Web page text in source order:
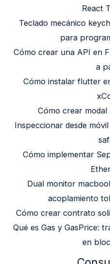
React
Teclado mecánico
para
Cómo crear una API en
a
Cómo instalar flutter
Cómo crear
Inspeccionar desde
Cómo implementar
Dual monitor
acoplamiento
Cómo crear contrato
Qué es Gas y GasPrice:
en